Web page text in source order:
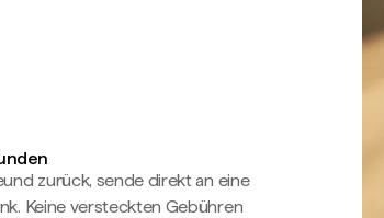
zurück, sende direkt an eine
Keine versteckten Gebühren